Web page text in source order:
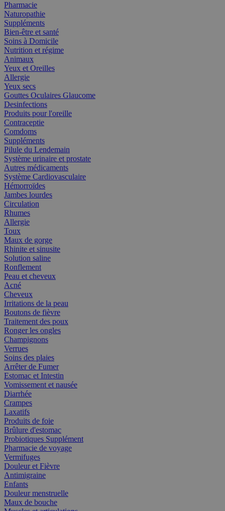
Pharmacie
Naturopathie
Suppléments
Bien-être et santé
Soins à Domicile
Nutrition et régime
Animaux
Yeux et Oreilles
Allergie
Yeux secs
Gouttes Oculaires Glaucome
Desinfections
Produits pour l'oreille
Contraceptie
Comdoms
Suppléments
Pilule du Lendemain
Système urinaire et prostate
Autres médicaments
Système Cardiovasculaire
Hémorroïdes
Jambes lourdes
Circulation
Rhumes
Allergie
Toux
Maux de gorge
Rhinite et sinusite
Solution saline
Ronflement
Peau et cheveux
Acné
Cheveux
Irritations de la peau
Boutons de fièvre
Traitement des poux
Ronger les ongles
Champignons
Verrues
Soins des plaies
Arrêter de Fumer
Estomac et Intestin
Vomissement et nausée
Diarrhée
Crampes
Laxatifs
Produits de foie
Brûlure d'estomac
Probiotiques Supplément
Pharmacie de voyage
Vermifuges
Douleur et Fièvre
Antimigraine
Enfants
Douleur menstruelle
Maux de bouche